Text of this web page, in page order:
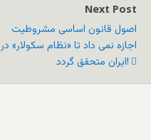
Next Post
اصول قانون اساسی مشروطيت
اجازه نمی داد تا «نظام سکولار» در
ايران متحقق گردد!